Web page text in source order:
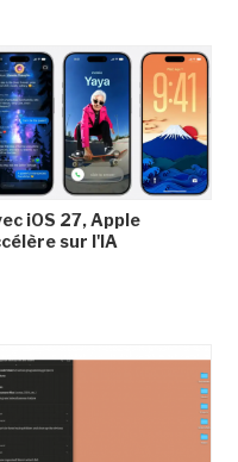
iOS 27, Apple
sur l'IA